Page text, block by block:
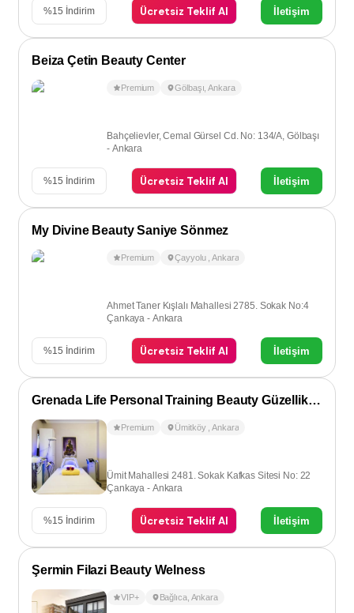
%15 İndirim Ücretsiz Teklif Al İletişim
Beiza Çetin Beauty Center
Premium Gölbaşı ,Ankara
Bahçelievler, Cemal Gürsel Cd. No: 134/A, Gölbaşı
- Ankara
%15 İndirim Ücretsiz Teklif Al İletişim
My Divine Beauty Saniye Sönmez
Premium Çayyolu ,Ankara
Ahmet Taner Kışlalı Mahallesi 2785. Sokak No:4
Çankaya - Ankara
%15 İndirim Ücretsiz Teklif Al İletişim
Grenada Life Personal Training Beauty Güzellik Salonu
Premium Ümitköy ,Ankara
Ümit Mahallesi 2481. Sokak Kafkas Sitesi No: 22
Çankaya - Ankara
%15 İndirim Ücretsiz Teklif Al İletişim
Şermin Filazi Beauty Welness
VIP+ Bağlıca, Ankara